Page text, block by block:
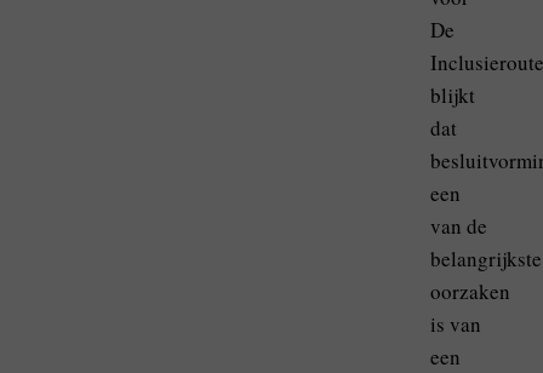
De
Inclusieroute
blijkt
dat
een
van de
belangrijkste
oorzaken
is van
een